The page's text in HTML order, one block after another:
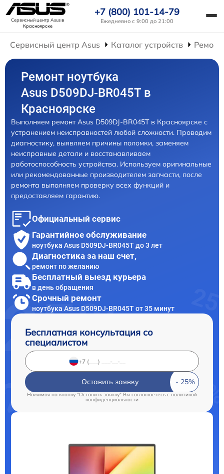
Сервисный центр Asusв
Красноярске
+7 (800) 101-14-79
Ежедневно с 9:00 до 21:00
Сервисный центр Asus Каталог устройств
Ремонт ноутбука
Asus D509DJ-BR045T в
Красноярске
Выполняем ремонт Asus D509DJ-BR045T в Красноярске с
устранением неисправностей любой сложности. Проводим
диагностику, выявляем причины поломки, заменяем
неисправные детали и восстанавливаем
работоспособность устройства. Используем оригинальные
или рекомендованные производителем запчасти, после
ремонта выполняем проверку всех функций и
предоставляем гарантию.
Официальный сервис
Гарантийное обслуживание
ноутбука Asus D509DJ-BR045T до 3 лет
Диагностика за наш счет,
ремонт по желанию
Бесплатный выезд курьера
в день обращения
Срочный ремонт
ноутбука Asus D509DJ-BR045T от 35 минут
Бесплатная консультация со
специалистом
Оставить заявку
Нажимая на кнопку "Оставить заявку" Вы соглашаетесь c политикой
конфиденциальности